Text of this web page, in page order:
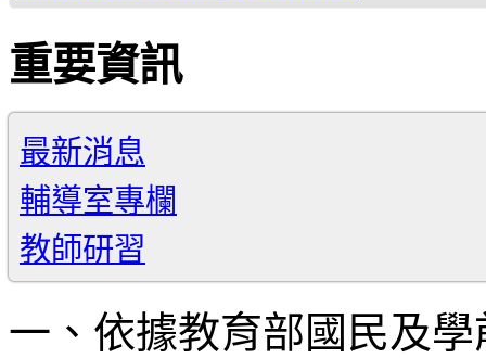
重要資訊
最新消息
輔導室專欄
教師研習
一、依據教育部國民及